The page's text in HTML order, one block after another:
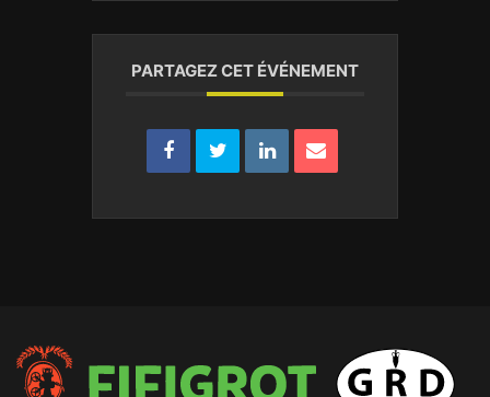
PARTAGEZ CET ÉVÉNEMENT